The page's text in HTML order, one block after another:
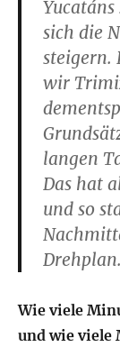
sich die
steigern.
wir
langen
Das hat
und so
Drehplan.
Wie viele
und wie viele